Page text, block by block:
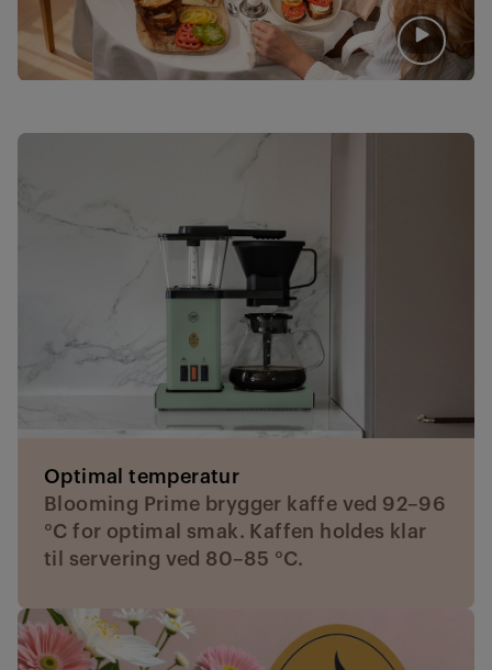
Optimal temperatur
Blooming Prime brygger kaffe ved 92–96
°C for optimal smak. Kaffen holdes klar
til servering ved 80–85 °C.